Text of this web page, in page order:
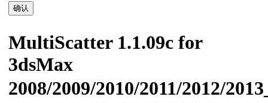
确认
MultiScatter 1.1.09c for
3dsMax
2008/2009/2010/2011/2012/